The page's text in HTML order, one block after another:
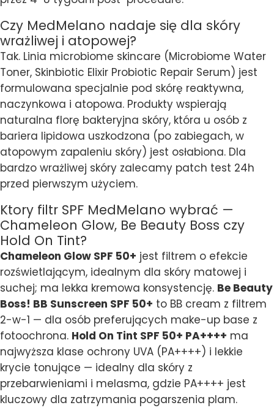
Czy MedMelano nadaje się dla skóry
wrażliwej i atopowej?
Tak. Linia microbiome skincare (Microbiome Water
Toner, Skinbiotic Elixir Probiotic Repair Serum) jest
formulowana specjalnie pod skórę reaktywna,
naczynkowa i atopowa. Produkty wspierają
naturalna florę bakteryjna skóry, która u osób z
bariera lipidowa uszkodzona (po zabiegach, w
atopowym zapaleniu skóry) jest osłabiona. Dla
bardzo wrażliwej skóry zalecamy patch test 24h
przed pierwszym użyciem.
Ktory filtr SPF MedMelano wybrać —
Chameleon Glow, Be Beauty Boss czy
Hold On Tint?
Chameleon Glow SPF 50+ jest filtrem o efekcie
rozświetlającym, idealnym dla skóry matowej i
suchej; ma lekka kremowa konsystencję. Be Beauty
Boss! BB Sunscreen SPF 50+ to BB cream z filtrem
2-w-1 — dla osób preferujących make-up base z
fotoochrona. Hold On Tint SPF 50+ PA++++ ma
najwyższa klase ochrony UVA (PA++++) i lekkie
krycie tonujące — idealny dla skóry z
przebarwieniami i melasma, gdzie PA++++ jest
kluczowy dla zatrzymania pogarszenia plam.